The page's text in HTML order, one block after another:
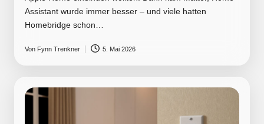
Assistant wurde immer besser – und viele hatten
Homebridge schon…
Posted
by
Von Fynn Trenkner 5. Mai 2026